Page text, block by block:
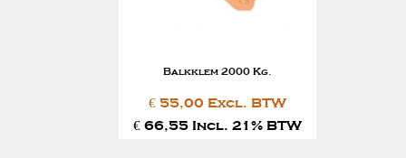
Balkklem 2000 Kg.
€ 55,00 Excl. BTW
€ 66,55 Incl. 21% BTW